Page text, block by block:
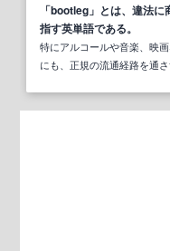
「bootleg」とは、違法
指す英単語である。
特にアルコールや音楽、映
にも、正規の流通経路を通